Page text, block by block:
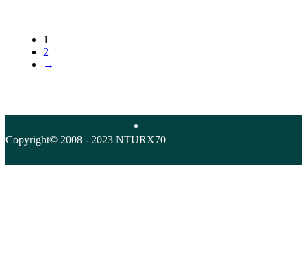
1
2
→
Copyright© 2008 - 2023 NTURX70